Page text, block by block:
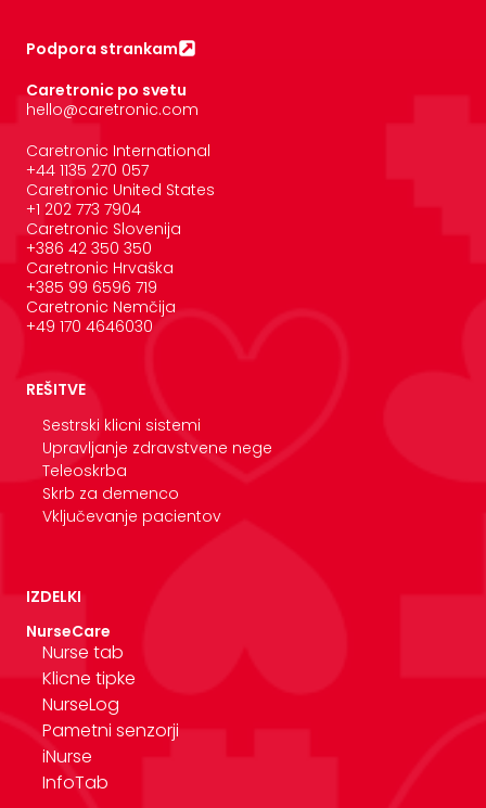
Podpora strankam
Caretronic po svetu
hello@caretronic.com
Caretronic International
+44 1135 270 057
Caretronic United States
‪+1 202 773 7904
Caretronic Slovenija
+386 42 350 350
Caretronic Hrvaška
+385 99 6596 719
Caretronic Nemčija
+49 170 4646030
REŠITVE
Sestrski klicni sistemi
Upravljanje zdravstvene nege
Teleoskrba
Skrb za demenco
Vključevanje pacientov
IZDELKI
NurseCare
Nurse tab
Klicne tipke
NurseLog
Pametni senzorji
iNurse
InfoTab